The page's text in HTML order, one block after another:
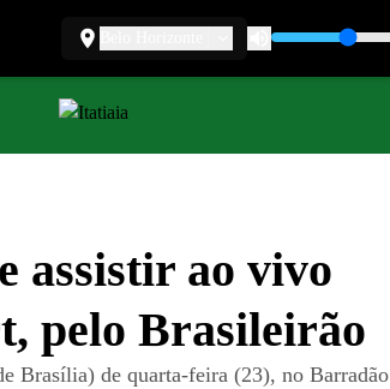
assistir ao vivo
pelo Brasileirão
Brasília) de quarta-feira (23), no Barradão